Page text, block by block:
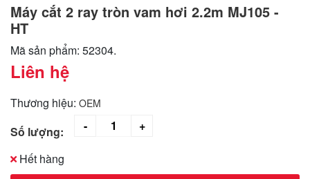
Máy cắt 2 ray tròn vam hơi 2.2m MJ105 -
HT
Mã sản phẩm: 52304.
Liên hệ
Thương hiệu: OEM
Số lượng:
Hết hàng